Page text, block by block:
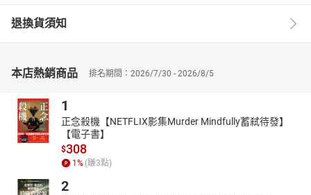
退換貨須知
本店熱銷商品 排名期間：2026/7/30 - 2026/8/5
1
正念殺機【NETFLIX影集Murder Mindfully蓄弒待發】
【電子書】
$308
1% (賺3點)
2